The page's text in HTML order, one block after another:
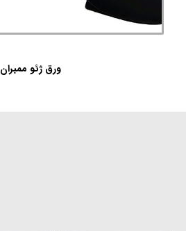
ورق ژئو ممبران